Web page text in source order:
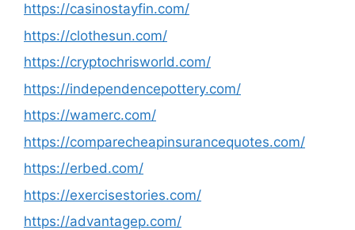
https://casinostayfin.com/
https://clothesun.com/
https://cryptochrisworld.com/
https://independencepottery.com/
https://wamerc.com/
https://comparecheapinsurancequotes.com/
https://erbed.com/
https://exercisestories.com/
https://advantagep.com/